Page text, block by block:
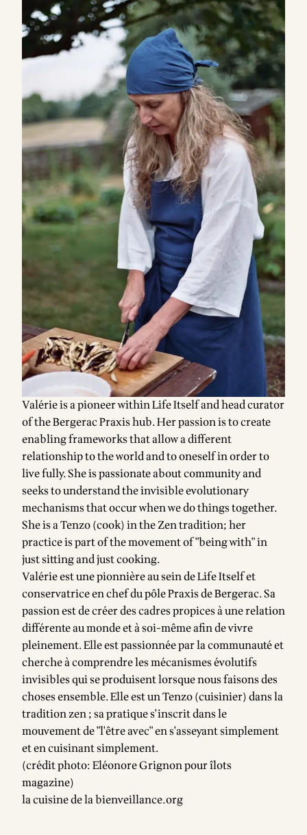
Valérie is a pioneer within Life Itself and head curator
of the Bergerac Praxis hub. Her passion is to create
enabling frameworks that allow a different
relationship to the world and to oneself in order to
live fully. She is passionate about community and
seeks to understand the invisible evolutionary
mechanisms that occur when we do things together.
She is a Tenzo (cook) in the Zen tradition; her
practice is part of the movement of "being with" in
just sitting and just cooking.
Valérie est une pionnière au sein de Life Itself et
conservatrice en chef du pôle Praxis de Bergerac. Sa
passion est de créer des cadres propices à une relation
différente au monde et à soi-même afin de vivre
pleinement. Elle est passionnée par la communauté et
cherche à comprendre les mécanismes évolutifs
invisibles qui se produisent lorsque nous faisons des
choses ensemble. Elle est un Tenzo (cuisinier) dans la
tradition zen ; sa pratique s'inscrit dans le
mouvement de "l'être avec" en s'asseyant simplement
et en cuisinant simplement.
(crédit photo: Eléonore Grignon pourîlots
magazine)
la cuisine de la bienveillance.org